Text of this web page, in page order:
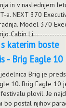
in v naslednjem
a. NEXT 370
Model 370
Cabin Li...
katerim boste
- Brig Eagle 10
Brig je
10. Brig Eagle
festivalu plovil. Je
bo postal njihov